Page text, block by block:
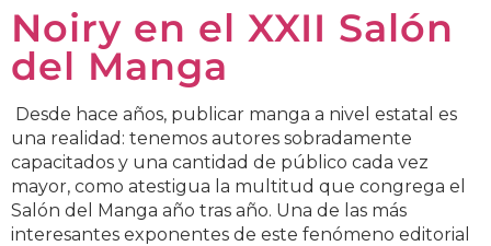
Noiry en el XXII Salón
del Manga
Desde hace años, publicar manga a nivel estatal es
una realidad: tenemos autores sobradamente
capacitados y una cantidad de público cada vez
mayor, como atestigua la multitud que congrega el
Salón del Manga año tras año. Una de las más
interesantes exponentes de este fenómeno editorial